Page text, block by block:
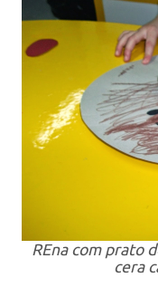
REna com prato
cera